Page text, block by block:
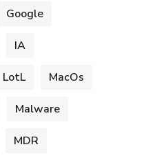
Google
IA
LotL MacOs
Malware
MDR